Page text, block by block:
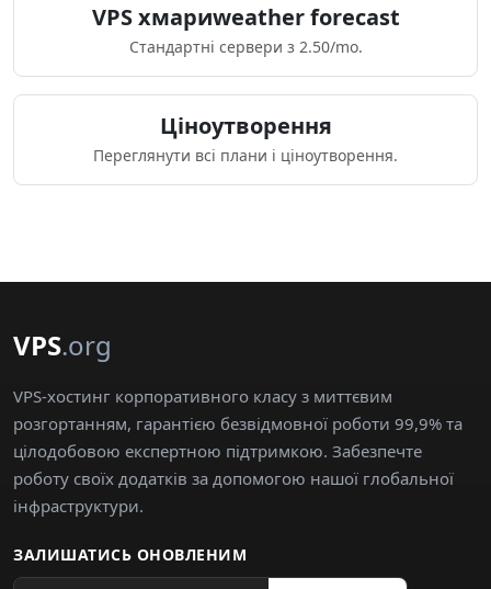
VPS хмариweather forecast
Стандартні сервери з 2.50/mo.
Ціноутворення
Переглянути всі плани і ціноутворення.
VPS.org
VPS-хостинг корпоративного класу з миттєвим
розгортанням, гарантією безвідмовної роботи 99,9% та
цілодобовою експертною підтримкою. Забезпечте
роботу своїх додатків за допомогою нашої глобальної
інфраструктури.
ЗАЛИШАТИСЬ ОНОВЛЕНИМ